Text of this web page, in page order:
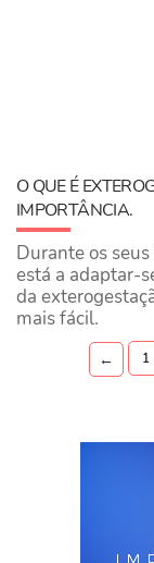
O QUE É
IMPORTÂNCIA.
Durante os
está a adaptar-
da
mais fácil.
← 1